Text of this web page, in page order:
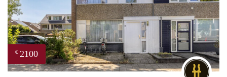
€ 2100
DG